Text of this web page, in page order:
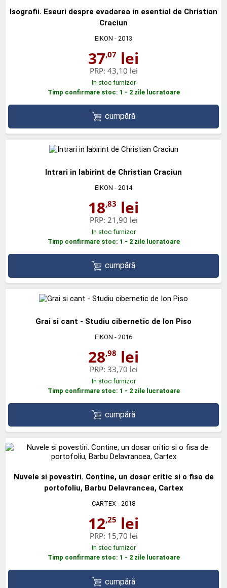
Isografii. Eseuri despre evadarea in esential de Christian
Craciun
EIKON - 2013
37,07 lei
PRP: 43,10 lei
In stoc furnizor
Timp confirmare stoc: 1 - 2 zile lucratoare
cumpără
Intrari in labirint de Christian Craciun
EIKON - 2014
18,83 lei
PRP: 21,90 lei
In stoc furnizor
Timp confirmare stoc: 1 - 2 zile lucratoare
cumpără
Grai si cant - Studiu cibernetic de Ion Piso
EIKON - 2016
28,98 lei
PRP: 33,70 lei
In stoc furnizor
Timp confirmare stoc: 1 - 2 zile lucratoare
cumpără
Nuvele si povestiri. Contine, un dosar critic si o fisa de
portofoliu, Barbu Delavrancea, Cartex
CARTEX - 2018
12,25 lei
PRP: 15,70 lei
In stoc furnizor
Timp confirmare stoc: 1 - 2 zile lucratoare
cumpără